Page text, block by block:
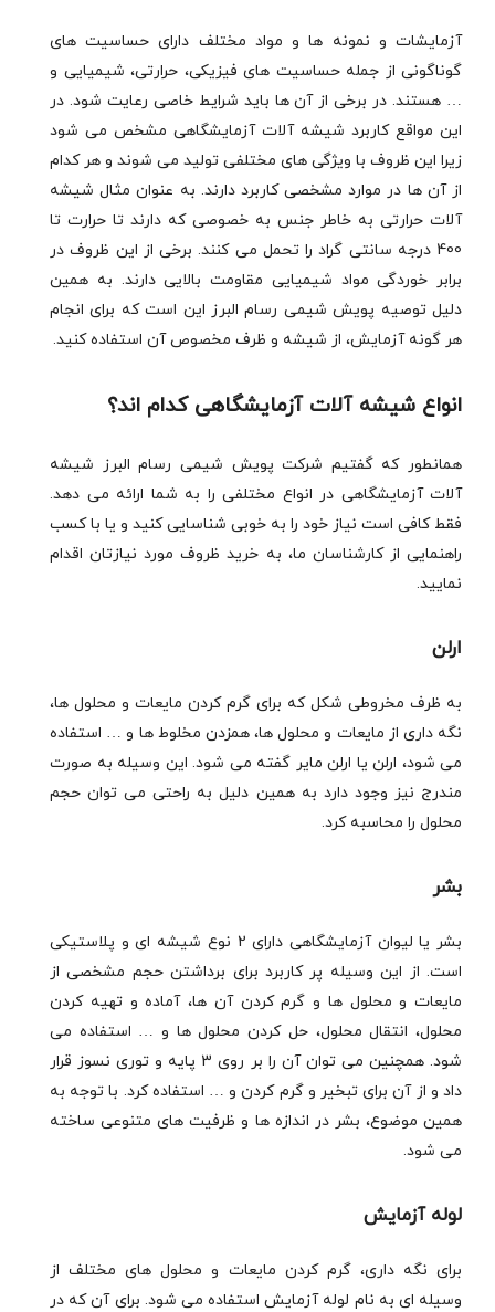
آزمایشات و نمونه ها و مواد مختلف دارای حساسیت های
گوناگونی از جمله حساسیت های فیزیکی، حرارتی، شیمیایی و
… هستند. در برخی از آن ها باید شرایط خاصی رعایت شود. در
این مواقع کاربرد شیشه آلات آزمایشگاهی مشخص می شود
زیرا این ظروف با ویژگی های مختلفی تولید می شوند و هر کدام
از آن ها در موارد مشخصی کاربرد دارند. به عنوان مثال شیشه
آلات حرارتی به خاطر جنس به خصوصی که دارند تا حرارت تا
400 درجه سانتی گراد را تحمل می کنند. برخی از این ظروف در
برابر خوردگی مواد شیمیایی مقاومت بالایی دارند. به همین
دلیل توصیه پویش شیمی رسام البرز این است که برای انجام
هر گونه آزمایش، از شیشه و ظرف مخصوص آن استفاده کنید.
انواع شیشه آلات آزمایشگاهی کدام اند؟
همانطور که گفتیم شرکت پویش شیمی رسام البرز شیشه
آلات آزمایشگاهی در انواع مختلفی را به شما ارائه می دهد.
فقط کافی است نیاز خود را به خوبی شناسایی کنید و یا با کسب
راهنمایی از کارشناسان ما، به خرید ظروف مورد نیازتان اقدام
نمایید.
ارلن
به ظرف مخروطی شکل که برای گرم کردن مایعات و محلول ها،
نگه داری از مایعات و محلول ها، همزدن مخلوط ها و … استفاده
می شود، ارلن یا ارلن مایر گفته می شود. این وسیله به صورت
مندرج نیز وجود دارد به همین دلیل به راحتی می توان حجم
محلول را محاسبه کرد.
بشر
بشر یا لیوان آزمایشگاهی دارای 2 نوع شیشه ای و پلاستیکی
است. از این وسیله پر کاربرد برای برداشتن حجم مشخصی از
مایعات و محلول ها و گرم کردن آن ها، آماده و تهیه کردن
محلول، انتقال محلول، حل کردن محلول ها و … استفاده می
شود. همچنین می توان آن را بر روی 3 پایه و توری نسوز قرار
داد و از آن برای تبخیر و گرم کردن و … استفاده کرد. با توجه به
همین موضوع، بشر در اندازه ها و ظرفیت های متنوعی ساخته
می شود.
لوله آزمایش
برای نگه داری، گرم کردن مایعات و محلول های مختلف از
وسیله ای به نام لوله آزمایش استفاده می شود. برای آن که در